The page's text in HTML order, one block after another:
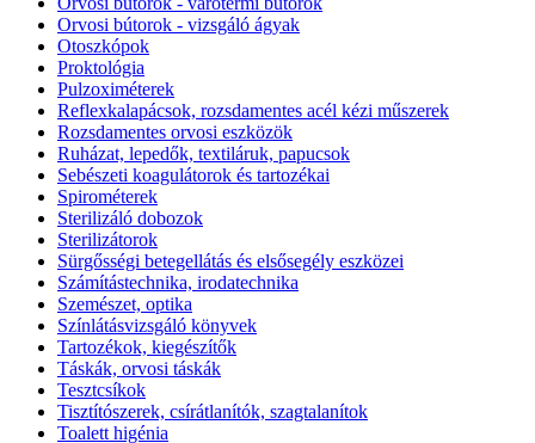
Orvosi bútorok - vizsgáló ágyak
Otoszkópok
Proktológia
Pulzoximéterek
Reflexkalapácsok, rozsdamentes acél kézi műszerek
Rozsdamentes orvosi eszközök
Ruházat, lepedők, textiláruk, papucsok
Sebészeti koagulátorok és tartozékai
Spirométerek
Sterilizáló dobozok
Sterilizátorok
Sürgősségi betegellátás és elsősegély eszközei
Számítástechnika, irodatechnika
Szemészet, optika
Színlátásvizsgáló könyvek
Tartozékok, kiegészítők
Táskák, orvosi táskák
Tesztcsíkok
Tisztítószerek, csírátlanítók, szagtalanítok
Toalett higénia